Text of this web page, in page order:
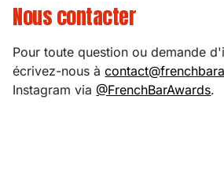
Nous contacter
Pour toute question ou demande
écrivez-nous à
Instagram via @FrenchBarAwards.